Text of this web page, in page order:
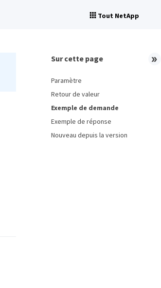
Tout NetApp
Sur cette page
Paramètre
Retour de valeur
Exemple de demande
Exemple de réponse
Nouveau depuis la version